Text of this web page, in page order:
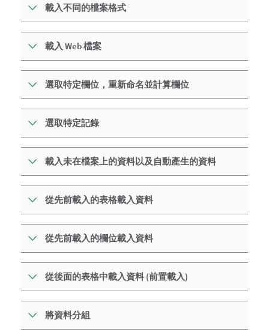
載入不同的檔案格式
載入 Web 檔案
選取特定欄位，重新命名並計算欄位
選取特定記錄
載入未在檔案上的資料以及自動產生的資料
從先前載入的表格載入資料
從先前載入的欄位載入資料
從後面的表格中載入資料 (前置載入)
將資料分組